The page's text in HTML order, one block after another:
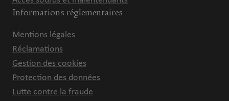
Informations réglementaires
Mentions légales
Réclamations
Gestion des cookies
Protection des données
Lutte contre la fraude